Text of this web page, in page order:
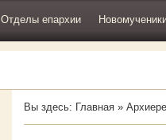
Отделы епархии
Вы здесь: Главная»